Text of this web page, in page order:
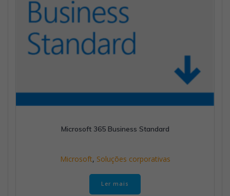
Microsoft 365 Business Standard
Microsoft, Soluções corporativas
Ler mais